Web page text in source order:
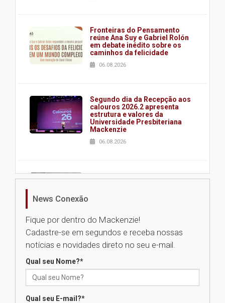
Fronteiras do Pensamento
reúne Ana Suy e Gabriel Rolón
em debate inédito sobre os
caminhos da felicidade
06.08.2026
Segundo dia da Recepção aos
calouros 2026.2 apresenta
estrutura e valores da
Universidade Presbiteriana
Mackenzie
06.08.2026
Nova apresentação do Centro
Universidade Mackenzie
realizará nova edição da Feira
News Conexão
Fique por dentro do Mackenzie!
Cadastre-se em segundos e receba nossas
notícias e novidades direto no seu e-mail.
Qual seu Nome?*
Qual seu E-mail?*